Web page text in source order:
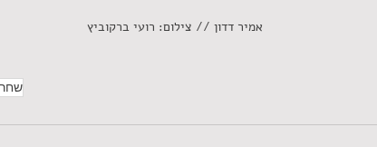
אמיר דדון // צילום: רועי ברקוביץ